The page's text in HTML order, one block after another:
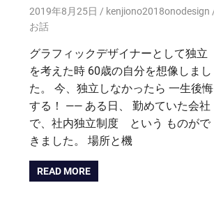
2019年8月25日
kenjiono2018onodesign
お話
グラフィックデザイナーとして独立
を考えた時 60歳の自分を想像しまし
た。 今、独立しなかったら 一生後悔
する！ —— ある日、 勤めていた会社
で、社内独立制度 という ものがで
きました。 場所と機
READ MORE